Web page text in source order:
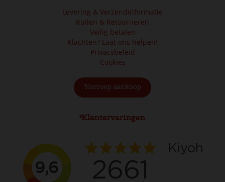
Levering & Verzendinformatie
Ruilen & Retourneren
Veilig betalen
Klachten? Laat ons helpen!
Privacybeleid
Cookies
Herroep aankoop
Klantervaringen